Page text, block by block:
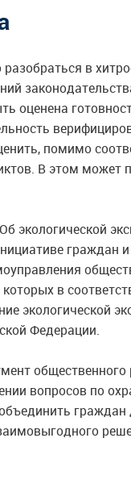
в
оценена
помимо
В этом может
экологической
граждан
в
экологической
Федерации.
общественного
вопросов по